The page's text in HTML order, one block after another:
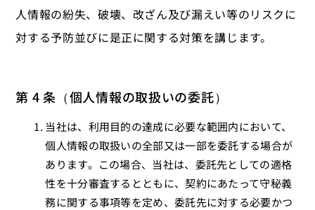
人情報の紛失、破壊、改ざん及び漏えい等のリスクに
対する予防並びに是正に関する対策を講じます。
第 4 条（個人情報の取扱いの委託）
当社は、利用目的の達成に必要な範囲内において、
個人情報の取扱いの全部又は一部を委託する場合が
あります。この場合、当社は、委託先としての適格
性を十分審査するとともに、契約にあたって守秘義
務に関する事項等を定め、委託先に対する必要かつ